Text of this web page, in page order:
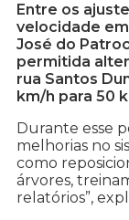
Entre os
velocidade
José do
permitida
rua Santos
km/h para 50
Durante esse
melhorias no
como
árvores,
relatórios”,